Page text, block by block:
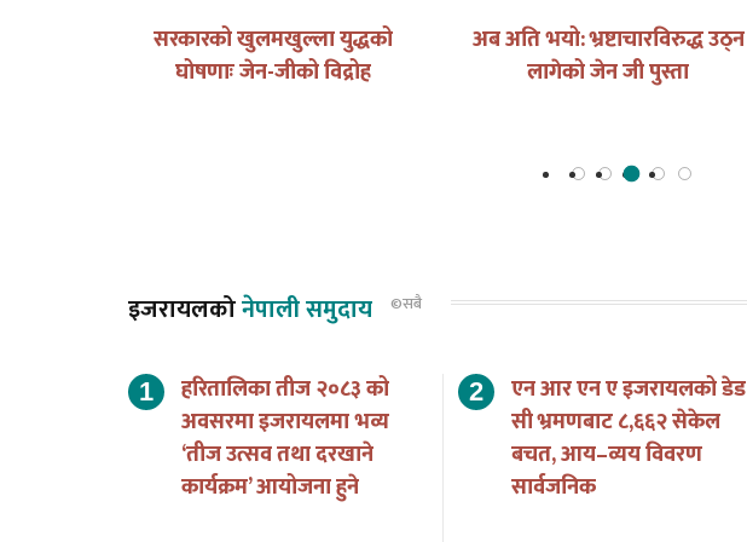
सरकारको खुलमखुल्ला युद्धको
घोषणाः जेन-जीको विद्रोह
अब अति भयो: भ्रष्टाचारविरुद्ध उठ्न
लागेको जेन जी पुस्ता
इजरायलकोनेपाली समुदाय ©सबै
हरितालिका तीज २०८३ को
अवसरमा इजरायलमा भव्य
‘तीज उत्सव तथा दरखाने
कार्यक्रम’ आयोजना हुने
एन आर एन ए इजरायलको डेड
सी भ्रमणबाट ८,६६२ सेकेल
बचत, आय–व्यय विवरण
सार्वजनिक